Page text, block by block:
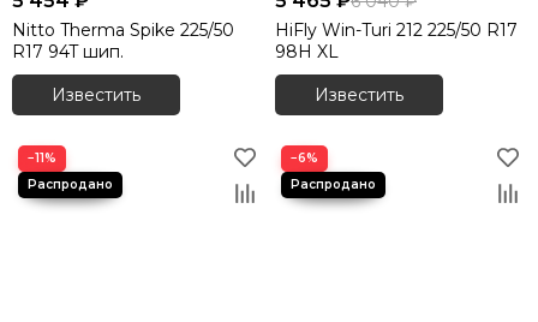
Nitto Therma Spike 225/50
R17 94T шип.
Известить
HiFly Win-Turi 212 225/50 R17
98H XL
Известить
−11% −6%